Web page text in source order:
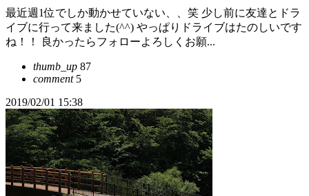
最近週1位でしか動かせていない、、笑 少し前に友達とドラ
イブに行って来ました(^^) やっぱりドライブはたのしいです
ね！！ 良かったらフォローよろしくお願...
thumb_up 87
comment5
2019/02/01 15:38